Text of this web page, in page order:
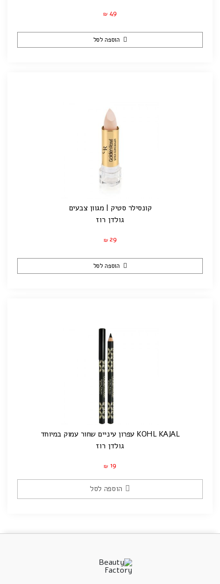
₪ 49
הוספה לסל
קונסילר סטיק | מגוון צבעים
גולדן רוז
₪ 29
הוספה לסל
KOHL KAJAL עפרון עיניים שחור עמוק במיוחד
גולדן רוז
₪ 19
הוספה לסל